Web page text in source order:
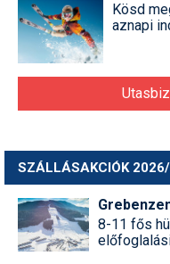
Kösd
aznapi
SZÁLLÁSAKCIÓK
8-11 fős